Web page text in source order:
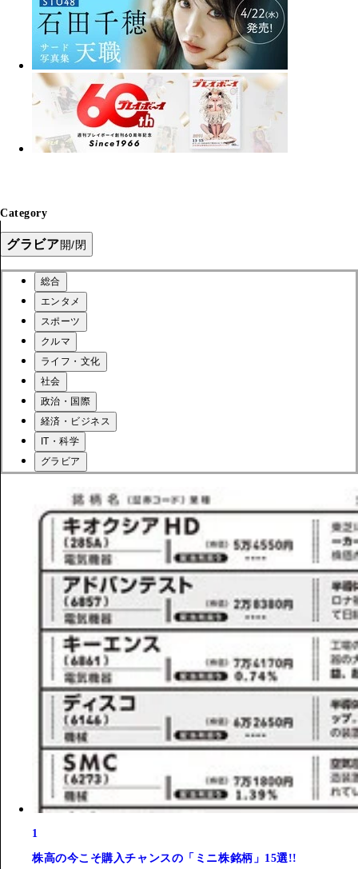
Category
グラビア開/閉
総合
エンタメ
スポーツ
クルマ
ライフ・文化
社会
政治・国際
経済・ビジネス
IT・科学
グラビア
1
株高の今こそ購入チャンスの「ミニ株銘柄」15選!!